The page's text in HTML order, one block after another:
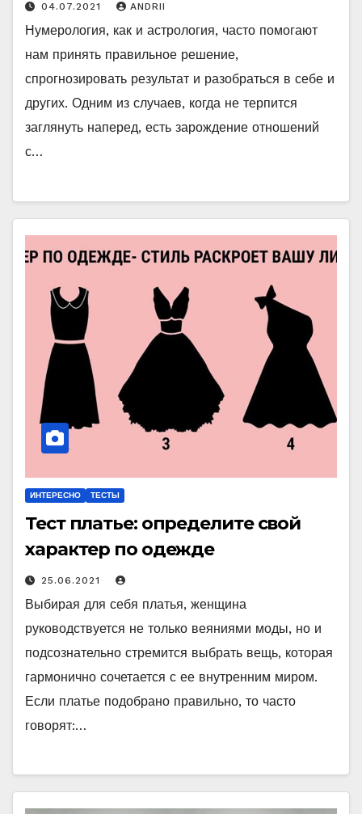
04.07.2021 ANDRII
Нумерология, как и астрология, часто помогают
нам принять правильное решение,
спрогнозировать результат и разобраться в себе и
других. Одним из случаев, когда не терпится
заглянуть наперед, есть зарождение отношений
с…
ИНТЕРЕСНО ТЕСТЫ
Тест платье: определите свой
характер по одежде
25.06.2021
Выбирая для себя платья, женщина
руководствуется не только веяниями моды, но и
подсознательно стремится выбрать вещь, которая
гармонично сочетается с ее внутренним миром.
Если платье подобрано правильно, то часто
говорят:…